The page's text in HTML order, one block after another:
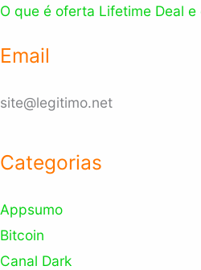
O que é oferta Lifetime Deal
Email
site@legitimo.net
Categorias
Appsumo
Bitcoin
Canal Dark